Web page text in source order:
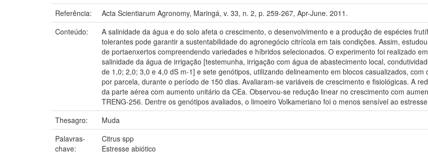
Referência:
Acta Scientiarum Agronomy, Maringá, v. 33, n. 2, p. 259-267, Apr-June. 2011.
Conteúdo:
A salinidade da água e do solo afeta o crescimento, o desenvolvimento e a produção de espécies
tolerantes pode garantir a sustentabilidade do agronegócio citrícola em tais condições. Assim,
de portaenxertos compreendendo variedades e híbridos selecionados. O experimento foi realizado
salinidade da água de irrigação [testemunha, irrigação com água de abastecimento local,
de 1,0; 2,0; 3,0 e 4,0 dS m-1] e sete genótipos, utilizando delineamento em blocos casualizados,
por parcela, durante o período de 150 dias. Avaliaram-se variáveis de crescimento e fisiológicas. A
da parte aérea com aumento unitário da CEa. Observou-se redução linear no crescimento com
TRENG-256. Dentre os genótipos avaliados, o limoeiro Volkameriano foi o menos sensível ao
Thesagro:
Muda
Palavras-
chave:
Citrus spp
Estresse abiótico